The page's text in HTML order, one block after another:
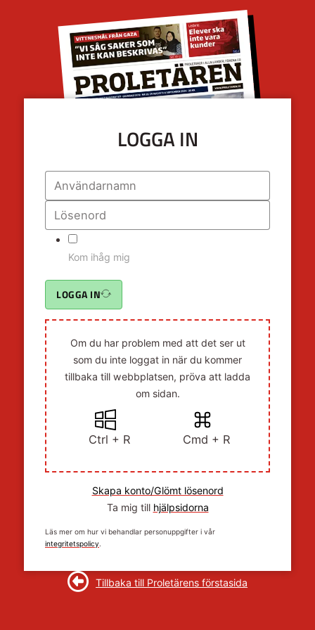
LOGGA IN
Kom ihåg mig
LOGGA IN
Om du har problem med att det ser ut
som du inte loggat in när du kommer
tillbaka till webbplatsen, pröva att ladda
om sidan.
Ctrl + R Cmd + R
Skapa konto/Glömt lösenord
Ta mig till hjälpsidorna
Läs mer om hur vi behandlar personuppgifter i vår
integritetspolicy.
Tillbaka till Proletärens förstasida